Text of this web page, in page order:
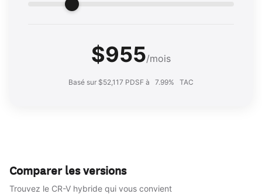
$955/mois
Basé sur $52,117 PDSF à 7.99% TAC
Comparer les versions
Trouvez le CR-V hybride qui vous convient